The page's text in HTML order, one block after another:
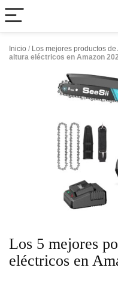
Inicio / Los mejores productos de
altura eléctricos en Amazon
Los 5 mejores
eléctricos en